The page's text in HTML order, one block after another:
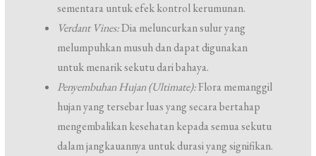
sementara untuk efek kontrol kerumunan.
Verdant Vines:Dia meluncurkan sulur yang
melumpuhkan musuh dan dapat digunakan
untuk menarik sekutu dari bahaya.
Penyembuhan Hujan (Ultimate):Flora memanggil
hujan yang tersebar luas yang secara bertahap
mengembalikan kesehatan kepada semua sekutu
dalam jangkauannya untuk durasi yang signifikan.